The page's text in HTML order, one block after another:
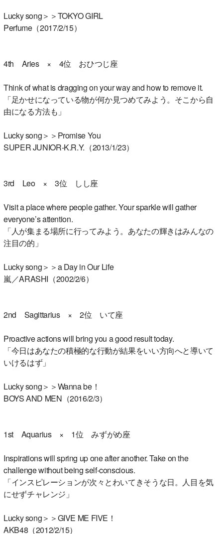
Lucky song＞＞TOKYO GIRL
Perfume（2017/2/15）
4th Aries × 4位 おひつじ座
Think of what is dragging on your way and how to remove it.
「足かせになっている物が何か見つめてみよう。そこから自
由になる方法も」
Lucky song＞＞Promise You
SUPER JUNIOR-K.R.Y.（2013/1/23）
3rd Leo × 3位 しし座
Visit a place where people gather. Your sparkle will gather
everyone’s attention.
「人が集まる場所に行ってみよう。あなたの輝きはみんなの
注目の的」
Lucky song＞＞a Day in Our Life
嵐／ARASHI（2002/2/6）
2nd Sagittarius × 2位 いて座
Proactive actions will bring you a good result today.
「今日はあなたの積極的な行動が結果をいい方向へと導いて
いけるはず」
Lucky song＞＞Wanna be！
BOYS AND MEN（2016/2/3）
1st Aquarius × 1位 みずがめ座
Inspirations will spring up one after another. Take on the
challenge without being self-conscious.
「インスピレーションが次々とわいてきそうな日。人目を気
にせずチャレンジ」
Lucky song＞＞GIVE ME FIVE！
AKB48（2012/2/15）